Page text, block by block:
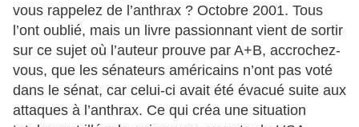
vous rappelez de l’anthrax ? Octobre 2001. Tous
l’ont oublié, mais un livre passionnant vient de sortir
sur ce sujet où l’auteur prouve par A+B, accrochez-
vous, que les sénateurs américains n’ont pas voté
dans le sénat, car celui-ci avait été évacué suite aux
attaques à l’anthrax. Ce qui créa une situation